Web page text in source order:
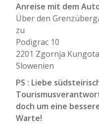
Anreise mit dem
Über den
zu
Podigrac 10
2201 Zgornja Kungota
Slowenien
PS : Liebe
doch um eine
Warte!